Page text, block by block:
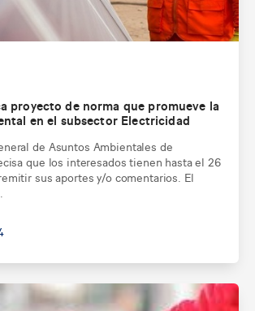
proyecto de norma que promueve la
en el subsector Electricidad
de Asuntos Ambientales de
que los interesados tienen hasta el 26
sus aportes y/o comentarios. El